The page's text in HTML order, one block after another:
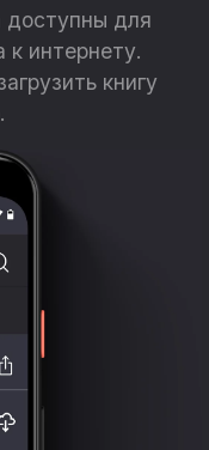
доступны для
к интернету.
книгу